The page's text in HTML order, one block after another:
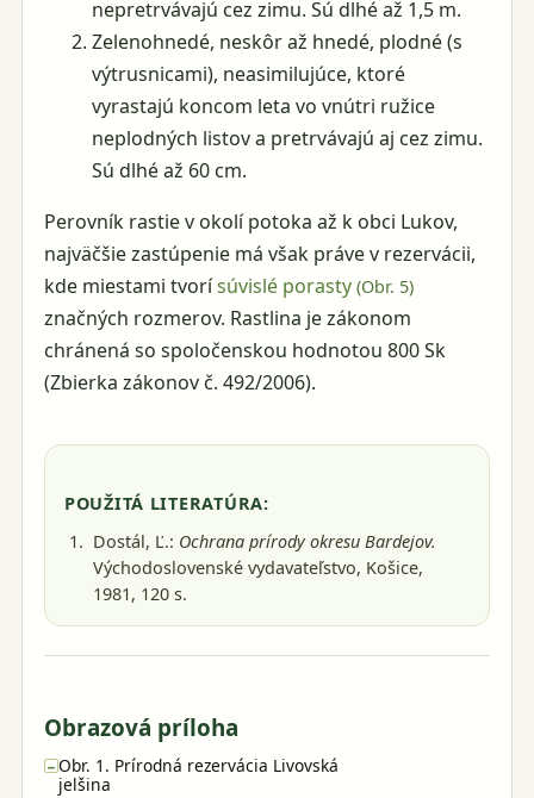
nepretrvávajú cez zimu. Sú dlhé až 1,5 m.
Zelenohnedé, neskôr až hnedé, plodné (s
výtrusnicami), neasimilujúce, ktoré
vyrastajú koncom leta vo vnútri ružice
neplodných listov a pretrvávajú aj cez zimu.
Sú dlhé až 60 cm.
Perovník rastie v okolí potoka až k obci Lukov,
najväčšie zastúpenie má však práve v rezervácii,
kde miestami tvorísúvislé porasty (Obr. 5)
značných rozmerov. Rastlina je zákonom
chránená so spoločenskou hodnotou 800 Sk
(Zbierka zákonov č. 492/2006).
POUŽITÁ LITERATÚRA:
Dostál, Ľ.: Ochrana prírody okresu Bardejov.
Východoslovenské vydavateľstvo, Košice,
1981 , 120 s.
Obrazová príloha
−Obr. 1. Prírodná rezervácia Livovská
jelšina